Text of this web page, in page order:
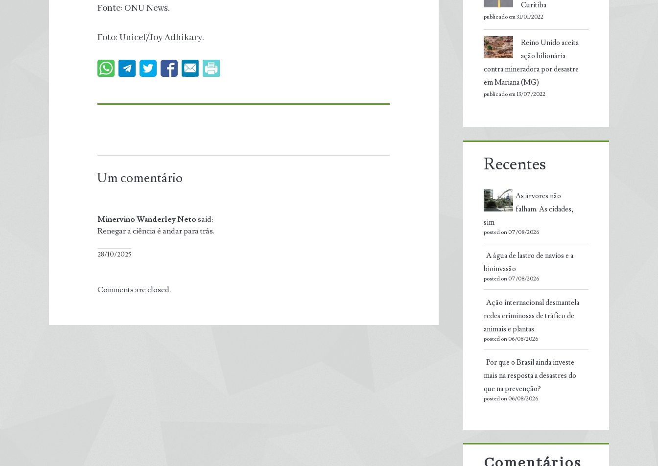
Fonte: ONU News.
Foto: Unicef/Joy Adhikary.
Um comentário
Minervino Wanderley Neto said:
Renegar a ciência é andar para trás.
28/10/2025
Comments are closed.
Curitiba
publicado em 31/01/2022
Reino Unido aceita
ação bilionária
contra mineradora por desastre
em Mariana (MG)
publicado em 13/07/2022
Recentes
As árvores não
falham. As cidades,
sim
posted on 07/08/2026
A água de lastro de navios e a
bioinvasão
posted on 07/08/2026
Ação internacional desmantela
redes criminosas de tráfico de
animais e plantas
posted on 06/08/2026
Por que o Brasil ainda investe
mais na resposta a desastres do
que na prevenção?
posted on 06/08/2026